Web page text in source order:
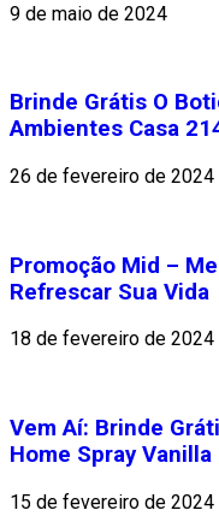
9 de maio de 2024
Brinde Grátis O
Ambientes Casa
26 de fevereiro de 2024
Promoção Mid –
Refrescar Sua Vida
18 de fevereiro de 2024
Vem Aí: Brinde
Home Spray
15 de fevereiro de 2024